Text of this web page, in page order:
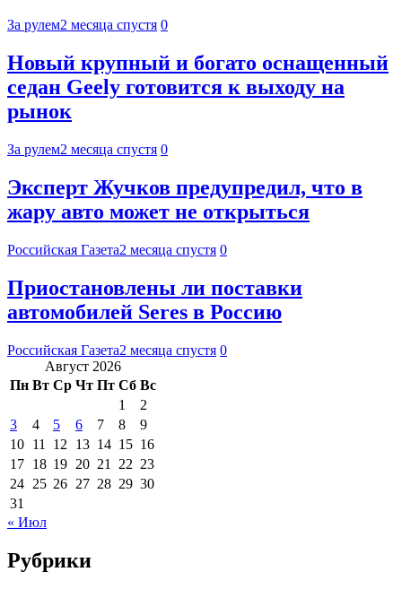
За рулем2 месяца спустя 0
Новый крупный и богато оснащенный
седан Geely готовится к выходу на
рынок
За рулем2 месяца спустя 0
Эксперт Жучков предупредил, что в
жару авто может не открыться
Российская Газета2 месяца спустя 0
Приостановлены ли поставки
автомобилей Seres в Россию
Российская Газета2 месяца спустя 0
Август 2026
Пн Вт Ср Чт Пт Сб Вс
1
2
3
4 5 6 7 8
9
10 11 12 13 14 15 16
17 18 19 20 21 22 23
24 25 26 27 28 29 30
31
« Июл
Рубрики